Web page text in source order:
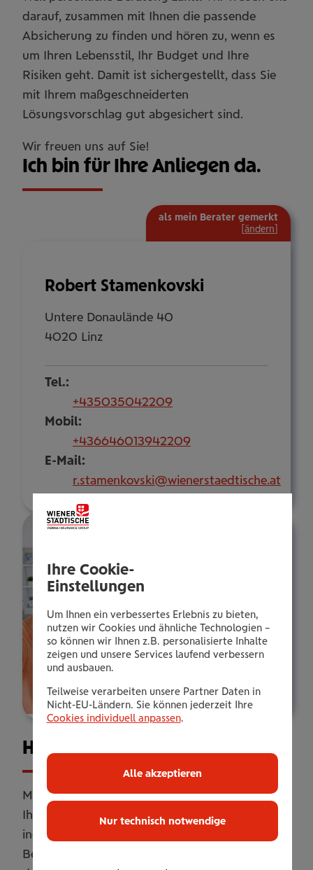
darauf, zusammen mit Ihnen die passende
Absicherung zu finden und hören zu, wenn es
um Ihren Lebensstil, Ihr Budget und Ihre
Risiken geht. Damit ist sichergestellt, dass Sie
mit Ihrem maßgeschneiderten
Lösungsvorschlag gut abgesichert sind.
Wir freuen uns auf Sie!
Ich bin für Ihre Anliegen da.
Robert Stamenkovski
Untere Donaulände 40
4020 Linz
Tel.:
+435035042209
Mobil:
+436646013942209
E-Mail:
r.stamenkovski@wienerstaedtische.at
als mein Berater gemerkt
ändern
Haus­halts­ver­si­che­rung
Mit unserer Haushaltsversicherung sichern Sie
Ihr Zuhause umfassend ab. Online oder
individuell erweitert mit persönlicher
Betreuung. Flexibel anpassbar, damit Sie genau
Ihre Cookie-
Einstellungen
Um Ihnen ein verbessertes Erlebnis zu bieten,
nutzen wir Cookies und ähnliche Technologien –
so können wir Ihnen z.B. personalisierte Inhalte
zeigen und unsere Services laufend verbessern
und ausbauen.
Teilweise verarbeiten unsere Partner Daten in
Nicht-EU-Ländern. Sie können jederzeit Ihre
Cookies individuell anpassen.
Nur technisch notwendige
Alle akzeptieren